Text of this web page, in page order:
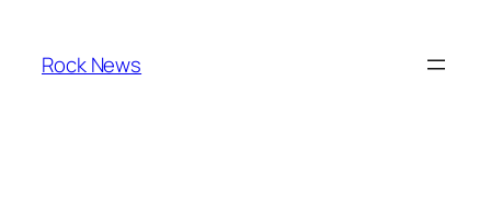
content
Rock News